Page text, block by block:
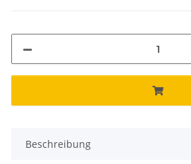
Beschreibung